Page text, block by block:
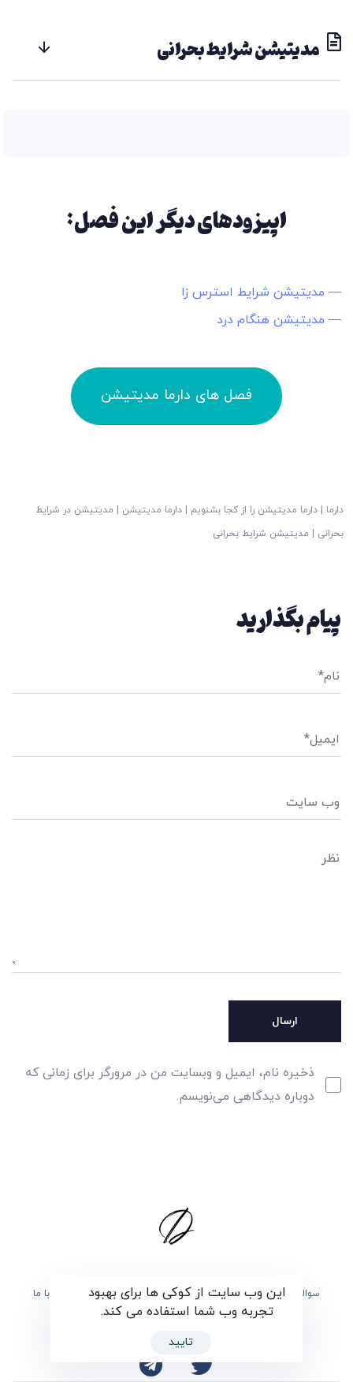
مدیتیشن شرایط بحرانی
اپیزودهای دیگر این فصل:
— مدیتیشن شرایط استرس زا
— مدیتیشن هنگام درد
فصل های دارما مدیتیشن
دارما دارما مدیتیشن را از کجا بشنویم دارما مدیتیشن
مدیتیشن در شرایط
بحرانی
مدیتیشن شرایط بحرانی
پیام بگذارید
ذخیره نام، ایمیل و وبسایت من در مرورگر برای زمانی که
دوباره دیدگاهی می‌نویسم.
سوالات متداول برگزیدگان درباره ی دارما
همکاری با ما
تماس با ما
این وب سایت از کوکی ها برای بهبود
تجربه وب شما استفاده می کند.
تایید